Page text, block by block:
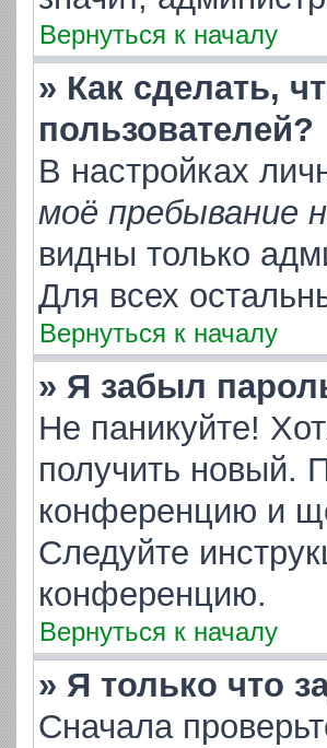
Вернуться к началу
» Как сделать,
пользователей?
В настройках
моё пребывание
видны только
Для всех
Вернуться к началу
» Я забыл
Не паникуйте!
получить новый.
конференцию и
Следуйте
конференцию.
Вернуться к началу
» Я только что
Сначала